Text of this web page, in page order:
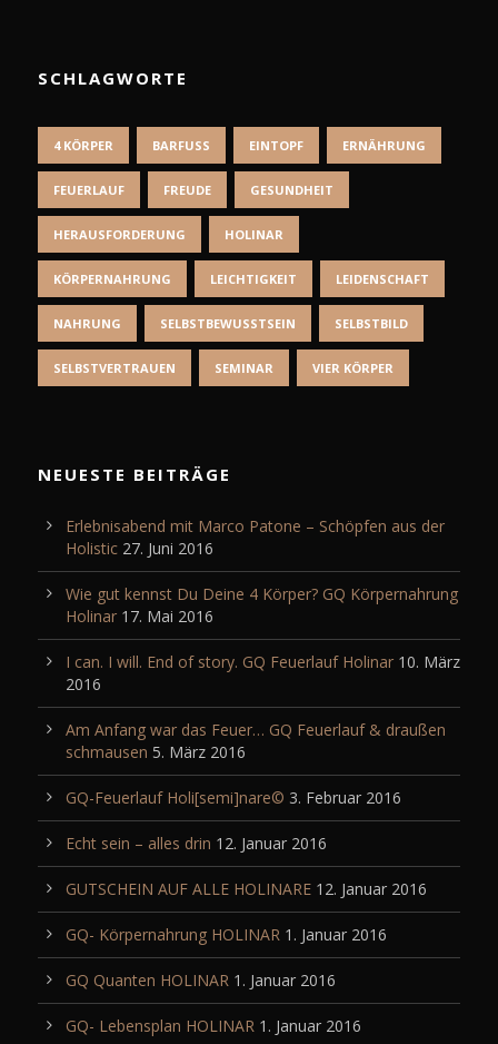
SCHLAGWORTE
4 KÖRPER BARFUSS EINTOPF ERNÄHRUNG
FEUERLAUF FREUDE GESUNDHEIT
HERAUSFORDERUNG HOLINAR
KÖRPERNAHRUNG LEICHTIGKEIT LEIDENSCHAFT
NAHRUNG SELBSTBEWUSSTSEIN SELBSTBILD
SELBSTVERTRAUEN SEMINAR VIER KÖRPER
NEUESTE BEITRÄGE
Erlebnisabend mit Marco Patone – Schöpfen aus der
Holistic 27. Juni 2016
Wie gut kennst Du Deine 4 Körper? GQ Körpernahrung
Holinar 17. Mai 2016
I can. I will. End of story. GQ Feuerlauf Holinar 10. März
2016
Am Anfang war das Feuer… GQ Feuerlauf & draußen
schmausen 5. März 2016
GQ-Feuerlauf Holi[semi]nare© 3. Februar 2016
Echt sein – alles drin 12. Januar 2016
GUTSCHEIN AUF ALLE HOLINARE 12. Januar 2016
GQ- Körpernahrung HOLINAR 1. Januar 2016
GQ Quanten HOLINAR 1. Januar 2016
GQ- Lebensplan HOLINAR 1. Januar 2016